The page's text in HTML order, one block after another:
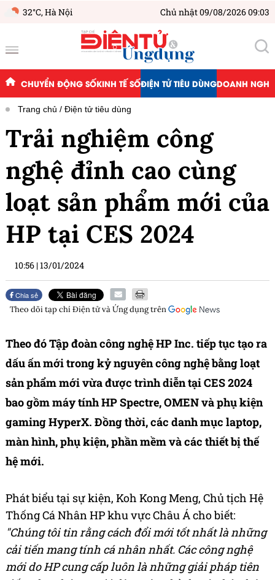
32°C,Hà Nội Chủ nhật 09/08/2026 09:03
CHUYỂN ĐỘNG SỐKINH TẾ SỐĐIỆN TỬ TIÊU DÙNGDOANH
Trang chủ Điện tử tiêu dùng
Trải nghiệm công
nghệ đỉnh cao cùng
loạt sản phẩm mới của
HP tại CES 2024
10:56 |13/01/2024
Chia sẻ
Theo dõi tạp chíĐiện tử và Ứng dụngtrên
Theo đó Tập đoàn công nghệ HP Inc. tiếp tục tạo ra
dấu ấn mới trong kỷ nguyên công nghệ bằng loạt
sản phẩm mới vừa được trình diễn tại CES 2024
bao gồm máy tính HP Spectre, OMEN và phụ kiện
gaming HyperX. Đồng thời, các danh mục laptop,
màn hình, phụ kiện, phần mềm và các thiết bị thế
hệ mới.
Phát biểu tại sự kiện, Koh Kong Meng, Chủ tịch Hệ
Thống Cá Nhân HP khu vực Châu Á cho biết:
"Chúng tôi tin rằng cách đổi mới tốt nhất là những
cải tiến mang tính cá nhân nhất. Các công nghệ
mới do HP cung cấp luôn là những giải pháp tiên